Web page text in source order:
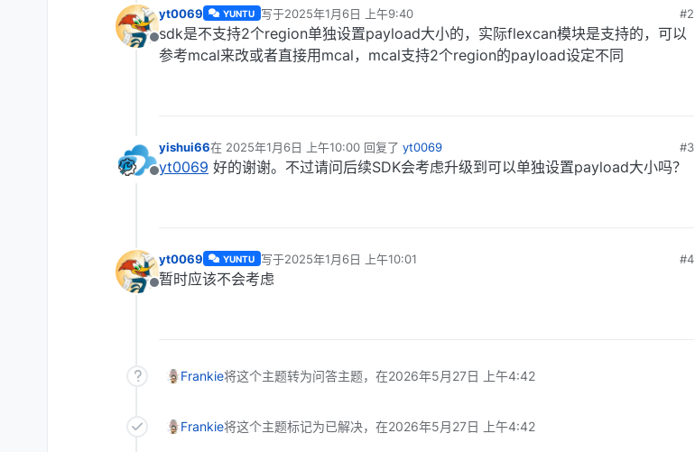
离线
yt0069 YUNTU 写于2025年1月6日 上午9:40
最后由 编辑
#2
sdk是不支持2个region单独设置payload大小的，实际flexcan模块是支持的，可以
参考mcal来改或者直接用mcal，mcal支持2个region的payload设定不同
离线
yishui66在 2025年1月6日 上午10:00 回复了 yt0069
最后由 编辑
#3
yt0069 好的谢谢。不过请问后续SDK会考虑升级到可以单独设置payload大小吗？
离线
yt0069 YUNTU 写于2025年1月6日 上午10:01
最后由 编辑
#4
暂时应该不会考虑
Frankie将这个主题转为问答主题，在2026年5月27日 上午4:42
Frankie将这个主题标记为已解决，在2026年5月27日 上午4:42